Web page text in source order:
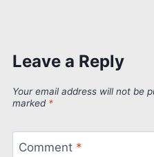
Leave a Reply
Your email address will not be
marked *
Comment *